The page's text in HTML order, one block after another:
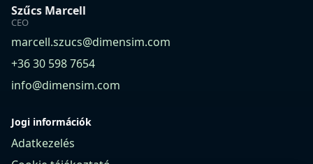
Szűcs Marcell
CEO
marcell.szucs@dimensim.com
+36 30 598 7654
info@dimensim.com
Jogi információk
Adatkezelés